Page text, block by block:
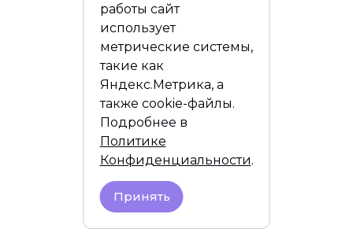
работы сайт
использует
метрические системы,
такие как
Яндекс.Метрика, а
также cookie-файлы.
Подробнее в
Политике
Конфиденциальности.
Принять